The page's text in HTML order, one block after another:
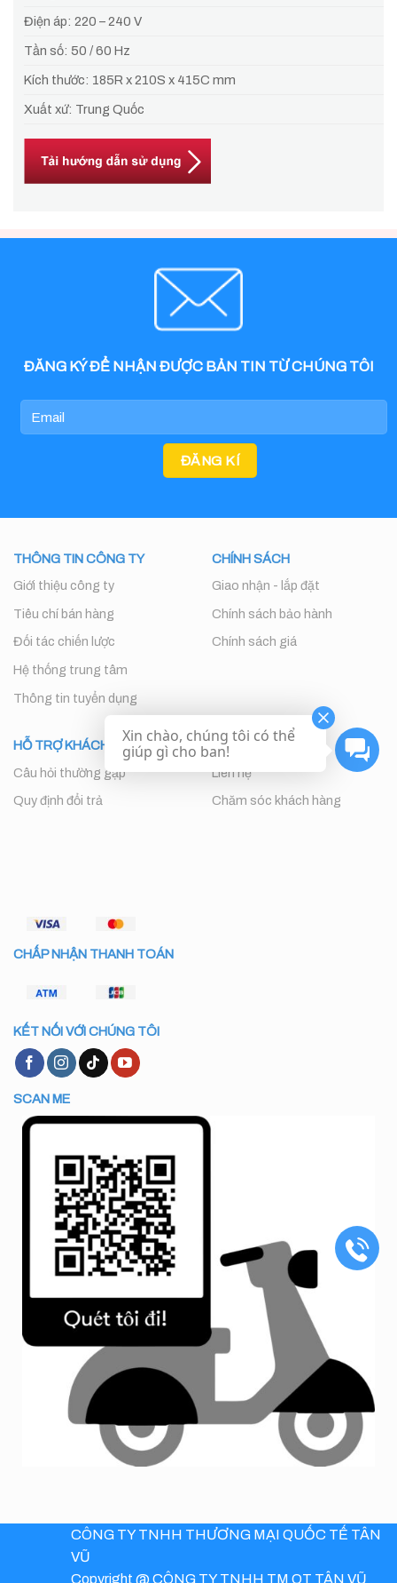
Điện áp: 220 – 240 V
Tần số: 50 / 60 Hz
Kích thước: 185R x 210S x 415C mm
Xuất xứ: Trung Quốc
ĐĂNG KÝ ĐỂ NHẬN ĐƯỢC BẢN TIN TỪ CHÚNG TÔI
THÔNG TIN CÔNG TY
Giới thiệu công ty
Tiêu chí bán hàng
Đối tác chiến lược
Hệ thống trung tâm
Thông tin tuyển dụng
CHÍNH SÁCH
Giao nhận - lắp đặt
Chính sách bảo hành
Chính sách giá
HỖ TRỢ KHÁCH HÀNG
Câu hỏi thường gặp
Quy định đổi trả
THÔNG TIN
Liên hệ
Chăm sóc khách hàng
CHẤP NHẬN THANH TOÁN
KẾT NỐI VỚI CHÚNG TÔI
SCAN ME
CÔNG TY TNHH THƯƠNG MẠI QUỐC TẾ TÂN
VŨ
Copyright @ CÔNG TY TNHH TM QT TÂN VŨ
Xin chào, chúng tôi có thể
giúp gì cho ban!